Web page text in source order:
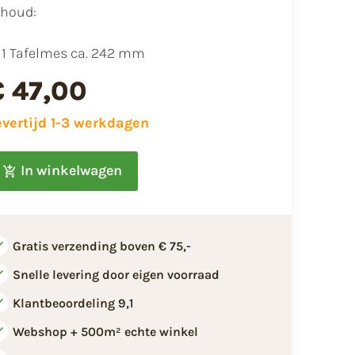
1 Tafelmes ca. 242 mm
47,00
1-3 werkdagen
In winkelwagen
Gratis verzending boven € 75,-
Snelle levering door eigen voorraad
Klantbeoordeling 9,1
Webshop + 500m² echte winkel